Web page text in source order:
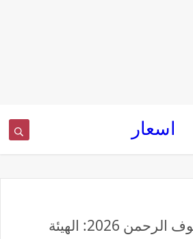
اسعار
مواعيد عودة ضيوف الرحمن 2026: الهيئة